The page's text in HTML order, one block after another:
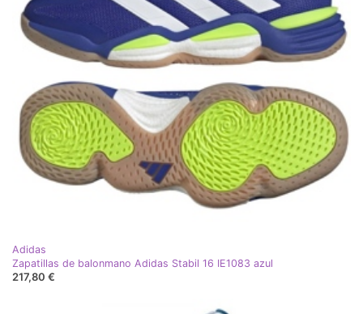
Adidas
Zapatillas de balonmano Adidas Stabil 16 IE1083 azul
217,80 €